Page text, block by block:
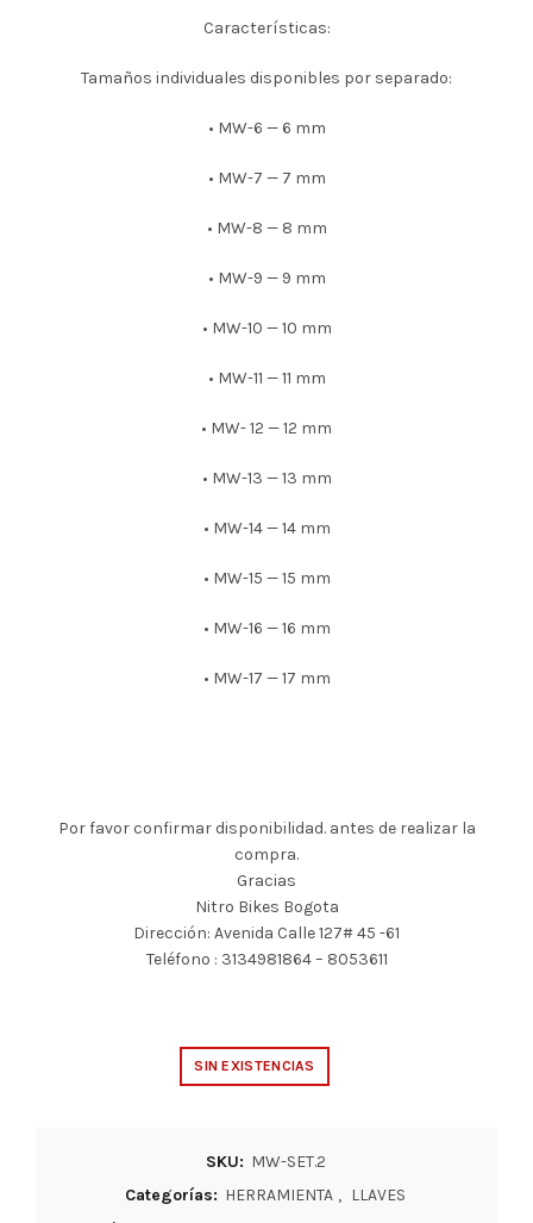
Características:
Tamaños individuales disponibles por separado:
• MW-6 — 6 mm
• MW-7 — 7 mm
• MW-8 — 8 mm
• MW-9 — 9 mm
• MW-10 — 10 mm
• MW-11 — 11 mm
• MW- 12 — 12 mm
• MW-13 — 13 mm
• MW-14 — 14 mm
• MW-15 — 15 mm
• MW-16 — 16 mm
• MW-17 — 17 mm
Por favor confirmar disponibilidad. antes de realizar la
compra.
Gracias
Nitro Bikes Bogota
Dirección: Avenida Calle 127# 45 -61
Teléfono : 3134981864 – 8053611
SIN EXISTENCIAS
SKU: MW-SET.2
Categorías: HERRAMIENTA , LLAVES